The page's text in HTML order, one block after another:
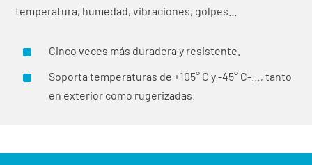
temperatura, humedad, vibraciones, golpes…
^ Cinco veces más duradera y resistente.
^
Soporta temperaturas de +105° C y -45° C-…, tanto
en exterior como rugerizadas.